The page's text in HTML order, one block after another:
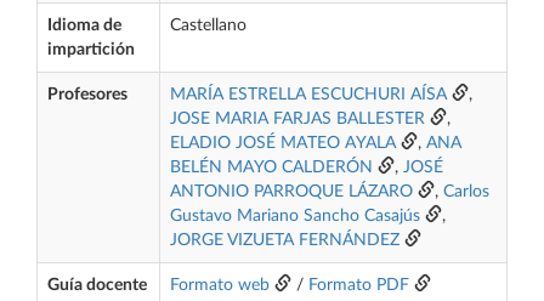
Idioma de
impartición
Castellano
Profesores MARÍA ESTRELLA ESCUCHURI AÍSA
,
JOSE MARIA FARJAS BALLESTER
,
ELADIO JOSÉ MATEO AYALA
, ANA
BELÉN MAYO CALDERÓN
, JOSÉ
ANTONIO PARROQUE LÁZARO
, Carlos
Gustavo Mariano Sancho Casajús
,
JORGE VIZUETA FERNÁNDEZ
Guía docente Formato web / Formato PDF